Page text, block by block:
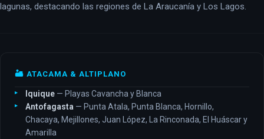
lagunas, destacando las regiones de La Araucanía y Los Lagos.
🏜️ ATACAMA & ALTIPLANO
Iquique — Playas Cavancha y Blanca
Antofagasta — Punta Atala, Punta Blanca, Hornillo,
Chacaya, Mejillones, Juan López, La Rinconada, El Huáscar y
Amarilla